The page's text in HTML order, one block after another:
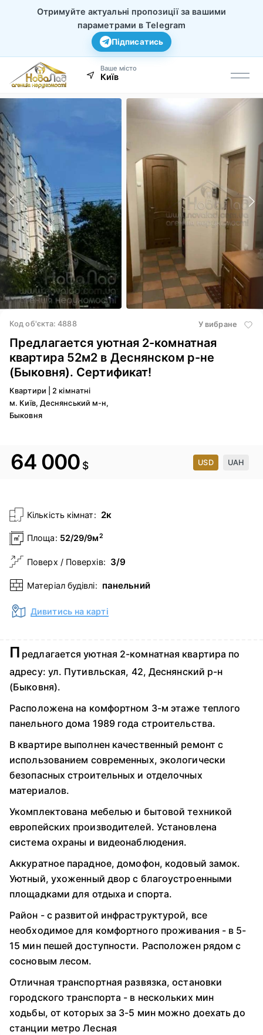
Отримуйте актуальні пропозиції за вашими
параметрами в Telegram
Підписатись
Ваше місто
Київ
Код об'єкта: 4888 У вибране
Предлагается уютная 2-комнатная
квартира 52м2 в Деснянском р-не
(Быковня). Сертификат!
Квартири |2 кімнатні
м. Київ, Деснянський м-н,
Быковня
64 000 $ USD UAH
Кількість кімнат: 2к
Площа: 52/29/9м2
Поверх / Поверхів: 3/9
Матеріал будівлі: панельний
Дивитись на карті
П редлагается уютная 2-комнатная квартира по
адресу: ул. Путивльская, 42, Деснянский р-н
(Быковня).
Расположена на комфортном 3-м этаже теплого
панельного дома 1989 года строительства.
В квартире выполнен качественный ремонт с
использованием современных, экологически
безопасных строительных и отделочных
материалов.
Укомплектована мебелью и бытовой техникой
европейских производителей. Установлена
система охраны и видеонаблюдения.
Аккуратное парадное, домофон, кодовый замок.
Уютный, ухоженный двор с благоустроенными
площадками для отдыха и спорта.
Район - с развитой инфраструктурой, все
необходимое для комфортного проживания - в 5-
15 мин пешей доступности. Расположен рядом с
сосновым лесом.
Отличная транспортная развязка, остановки
городского транспорта - в нескольких мин
ходьбы, от которых за 3-5 мин можно доехать до
станции метро Лесная